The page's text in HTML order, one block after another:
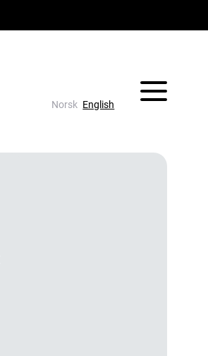
Norsk English Vis/skjul